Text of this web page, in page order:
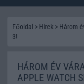
Főoldal > Hírek > Három
3!
HÁROM ÉV
APPLE WATCH